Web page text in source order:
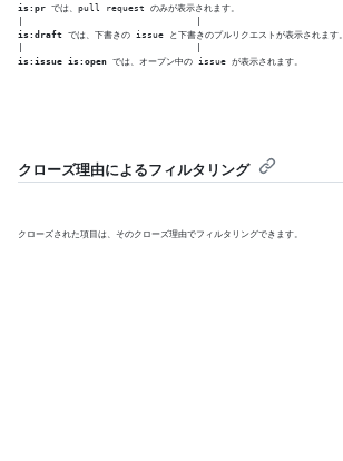
is:pr では、pull request のみが表示されます。
is:draft では、下書きの issue と下書きのプルリクエストが表示されます。
is:issue is:open では、オープン中の issue が表示されます。
クローズ理由によるフィルタリング
クローズされた項目は、そのクローズ理由でフィルタリングできます。